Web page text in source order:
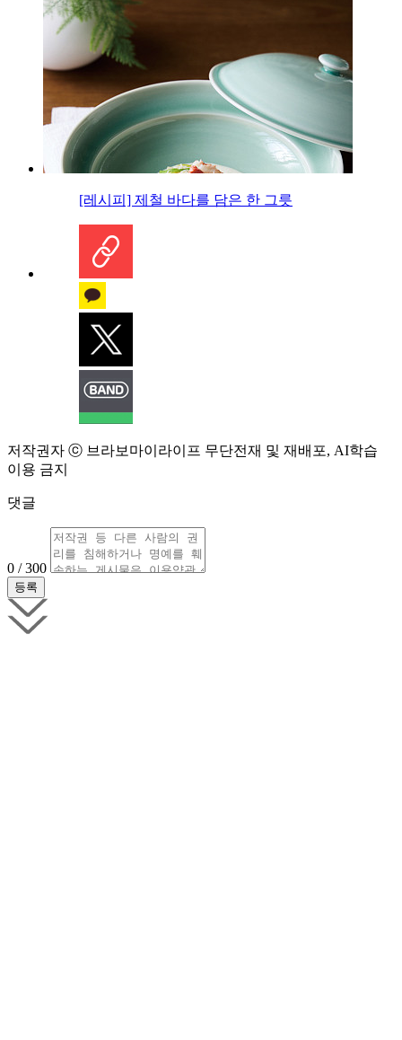
[레시피] 제철 바다를 담은 한 그릇
저작권자 ⓒ 브라보마이라이프 무단전재 및 재배포, AI학습
이용 금지
댓글
0 / 300